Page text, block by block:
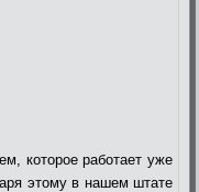
которое работает уже
этому в нашем штате